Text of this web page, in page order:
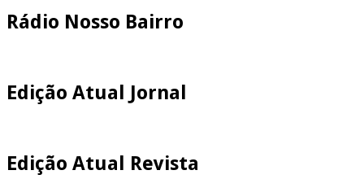
Rádio Nosso Bairro
Edição Atual Jornal
Edição Atual Revista